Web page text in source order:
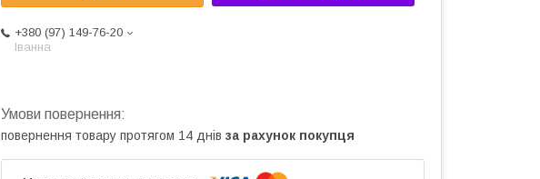
+380 (97) 149-76-20
Іванна
повернення товару протягом 14 днів за рахунок покупця